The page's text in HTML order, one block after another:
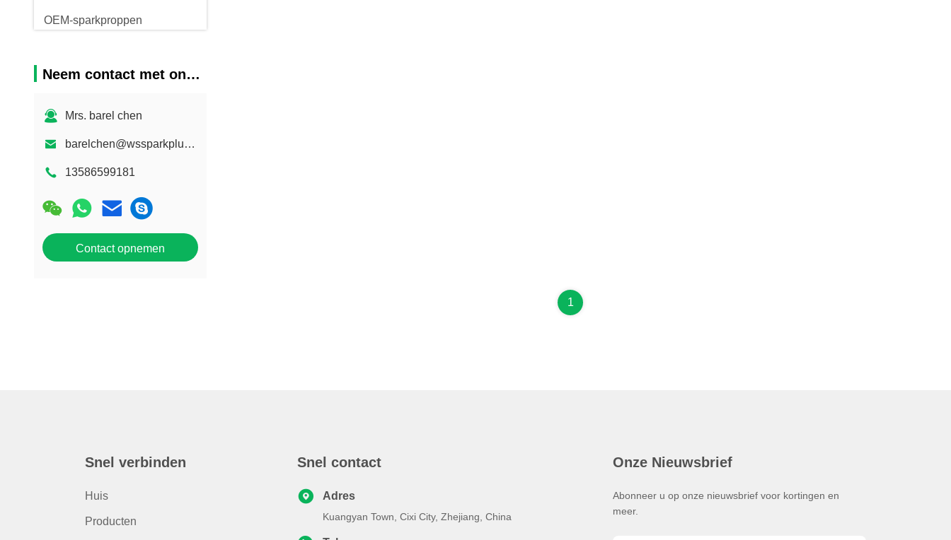
OEM-sparkproppen
Peugeot-sparkproppen
Neem contact met ons op
Mrs. barel chen
barelchen@wssparkplug.com
13586599181
Contact opnemen
1
Snel verbinden
Huis
Producten
Snel contact
Adres
Kuangyan Town, Cixi City, Zhejiang, China
Onze Nieuwsbrief
Abonneer u op onze nieuwsbrief voor kortingen en
meer.